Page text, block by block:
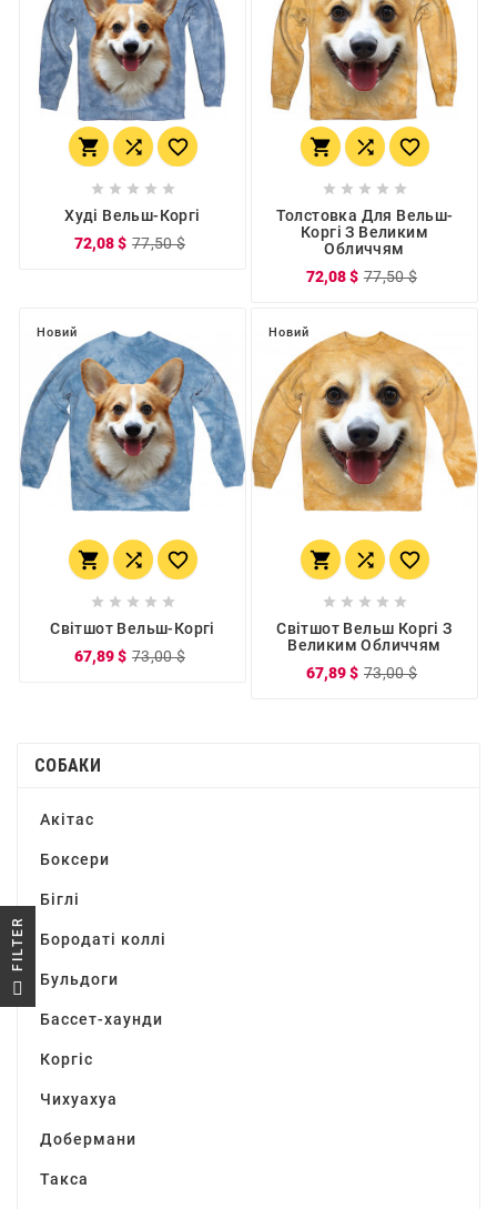
  
    
Худі Вельш-Коргі
72,08 $ 77,50 $
  
    
Толстовка Для Вельш-
Коргі З Великим
Обличчям
72,08 $ 77,50 $
Новий
  
    
Світшот Вельш-Коргі
67,89 $ 73,00 $
Новий
  
    
Світшот Вельш Коргі З
Великим Обличчям
67,89 $ 73,00 $
СОБАКИ
Акітас
Боксери
Біглі
Бородаті коллі
Бульдоги
Бассет-хаунди
Коргіс
Чихуахуа
Добермани
Такса
R